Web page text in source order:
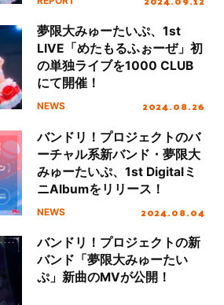
夢限大みゅーたいぷ、1st
LIVE「めたもるふぉーぜ」初
の単独ライブを1000 CLUB
にて開催！
NEWS 2024.08.26
バンドリ！プロジェクトのバ
ーチャル系新バンド・夢限大
みゅーたいぷ、1st Digitalミ
ニAlbumをリリース！
NEWS 2024.08.04
バンドリ！プロジェクトの新
バンド「夢限大みゅーたい
ぷ」新曲のMVが公開！